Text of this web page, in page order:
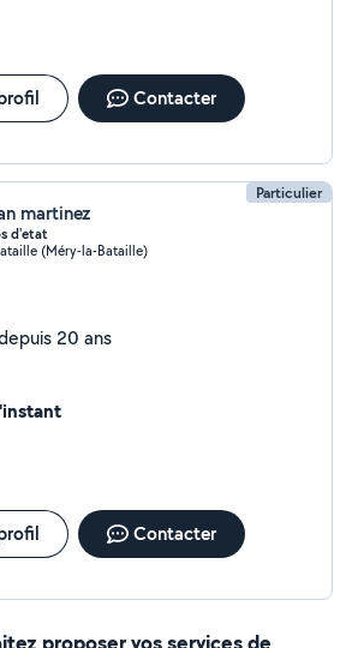
Contacter
Particulier
martinez
d'etat
(Méry-la-Bataille)
20 ans
Contacter